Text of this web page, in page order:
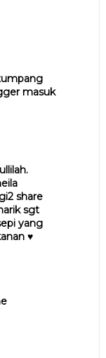
masuk
share
sgt
yang
♥